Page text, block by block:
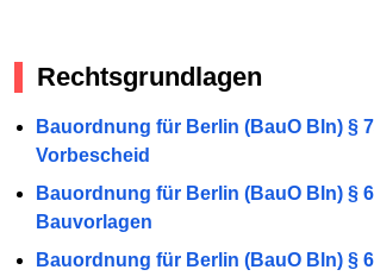
Rechtsgrundlagen
Bauordnung für Berlin (BauO Bln) §
Vorbescheid
Bauordnung für Berlin (BauO Bln) §
Bauvorlagen
Bauordnung für Berlin (BauO Bln) §